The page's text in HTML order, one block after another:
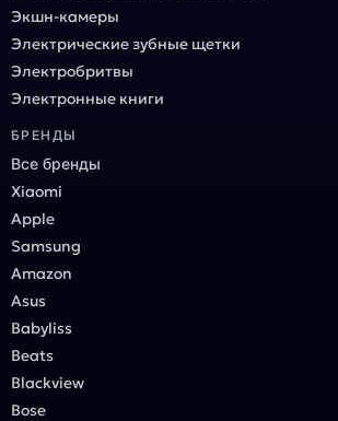
Экшн-камеры
Электрические зубные щетки
Электробритвы
Электронные книги
БРЕНДЫ
Все бренды
Xiaomi
Apple
Samsung
Amazon
Asus
Babyliss
Beats
Blackview
Bose